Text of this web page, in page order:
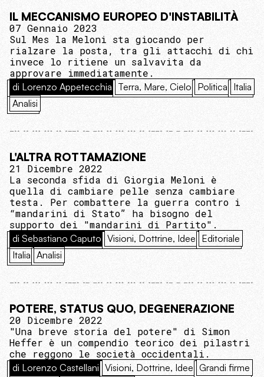
IL MECCANISMO EUROPEO D'INSTABILITÀ
07 Gennaio 2023
Sul Mes la Meloni sta giocando per
rialzare la posta, tra gli attacchi di chi
invece lo ritiene un salvavita da
approvare immediatamente.
di Lorenzo Appetecchia Terra, Mare, Cielo Politica Italia
Analisi
L'ALTRA ROTTAMAZIONE
21 Dicembre 2022
La seconda sfida di Giorgia Meloni è
quella di cambiare pelle senza cambiare
testa. Per combattere la guerra contro i
“mandarini di Stato” ha bisogno del
supporto dei "mandarini di Partito".
di Sebastiano Caputo Visioni, Dottrine, Idee Editoriale
Italia Analisi
POTERE, STATUS QUO, DEGENERAZIONE
20 Dicembre 2022
"Una breve storia del potere" di Simon
Heffer è un compendio teorico dei pilastri
che reggono le società occidentali.
di Lorenzo Castellani Visioni, Dottrine, Idee Grandi firme